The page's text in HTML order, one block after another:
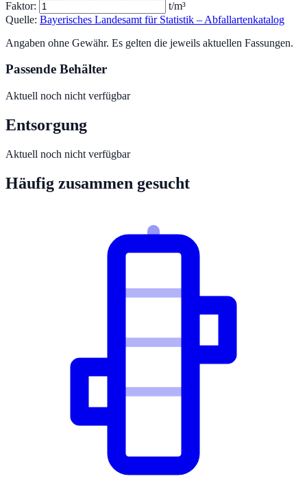
Faktor:
t/m³
Quelle: Bayerisches Landesamt für Statistik – Abfallartenkatalog
Angaben ohne Gewähr. Es gelten die jeweils aktuellen Fassungen.
Passende Behälter
Aktuell noch nicht verfügbar
Entsorgung
Aktuell noch nicht verfügbar
Häufig zusammen gesucht